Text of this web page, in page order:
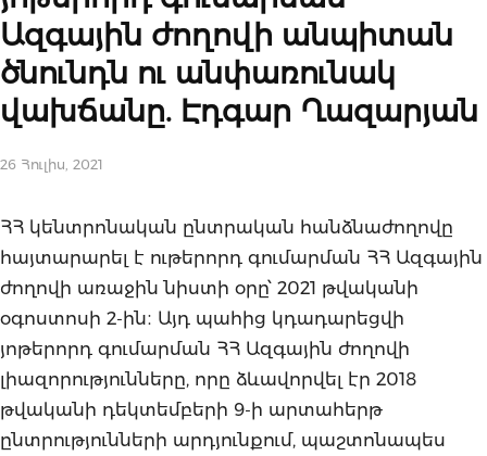
Ազգային ժողովի անպիտան
ծնունդն ու անփառունակ
վախճանը. Էդգար Ղազարյան
26 Հուլիս, 2021
ՀՀ կենտրոնական ընտրական հանձնաժողովը
հայտարարել է ութերորդ գումարման ՀՀ Ազգային
ժողովի առաջին նիստի օրը՝ 2021 թվականի
օգոստոսի 2-ին։ Այդ պահից կդադարեցվի
յոթերորդ գումարման ՀՀ Ազգային ժողովի
լիազորությունները, որը ձևավորվել էր 2018
թվականի դեկտեմբերի 9-ի արտահերթ
ընտրությունների արդյունքում, պաշտոնապես